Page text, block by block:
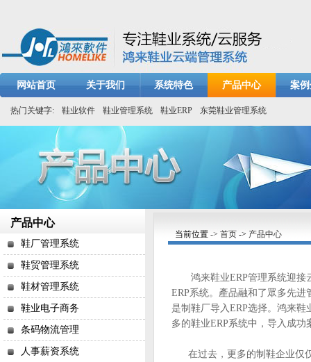
网站首页 关于我们 系统特色 产品中心 案
热门关键字: 鞋业软件 鞋业管理系统 鞋业ERP 东莞鞋业管理系统
产品中心
鞋厂管理系统
鞋贸管理系统
鞋材管理系统
鞋业电子商务
条码物流管理
人事薪资系统
当前位置 -> 首页 -> 产品中心
鸿来鞋业ERP管理系统迎接
ERP系统。產品融和了眾多先
是制鞋厂导入ERP选择。鸿来
多的鞋业ERP系统中，导入成
在过去，更多的制鞋企业仅仅